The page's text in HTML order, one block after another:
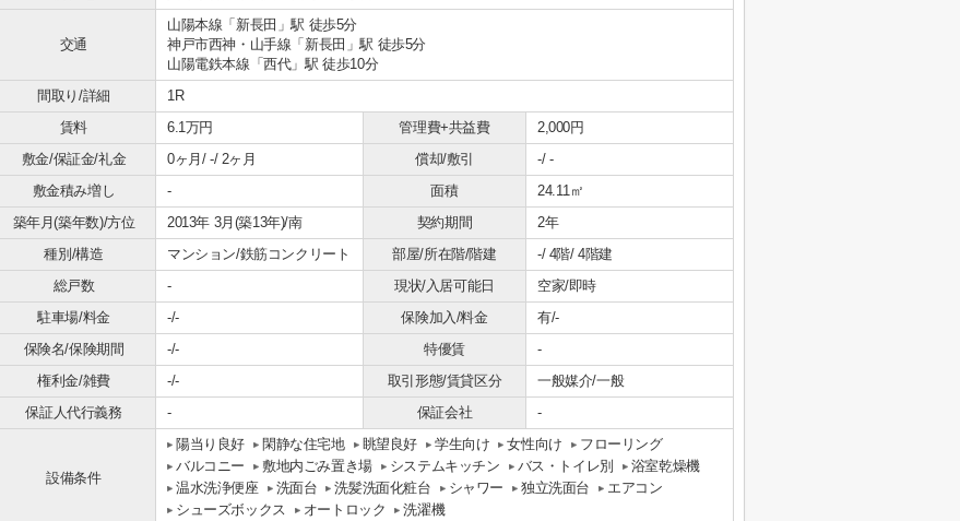
交通
山陽本線「新長田」駅 徒歩5分
神戸市西神・山手線「新長田」駅 徒歩5分
山陽電鉄本線「西代」駅 徒歩10分
間取り/詳細
1R
賃料
6.1万円 管理費+共益費
2,000円
敷金/保証金/礼金
0ヶ月/ -/ 2ヶ月 償却/敷引
-/ -
敷金積み増し
- 面積
24.11㎡
築年月(築年数)/方位
2013年 3月(築13年)/南 契約期間
2年
種別/構造
マンション/鉄筋コンクリート 部屋/所在階/階建
-/ 4階/ 4階建
総戸数
- 現状/入居可能日
空家/即時
駐車場/料金
-/- 保険加入/料金
有/-
保険名/保険期間
-/- 特優賃
-
権利金/雑費
-/- 取引形態/賃貸区分
一般媒介/一般
保証人代行義務
- 保証会社 -
設備条件
陽当り良好 閑静な住宅地 眺望良好 学生向け 女性向け
フローリング
バルコニー
敷地内ごみ置き場 システムキッチン バス・トイレ別
浴室乾燥機
温水洗浄便座
洗面台 洗髪洗面化粧台 シャワー 独立洗面台
エアコン
シューズボックス
オートロック 洗濯機